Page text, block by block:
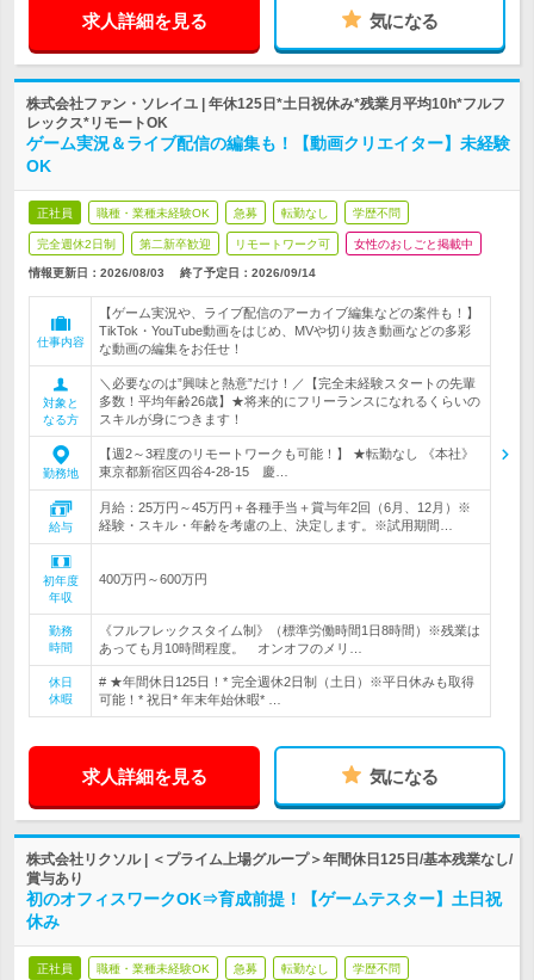
求人詳細を見る 気になる
株式会社ファン・ソレイユ | 年休125日*土日祝休み*残業月平均10h*フルフ
レックス*リモートOK
ゲーム実況＆ライブ配信の編集も！【動画クリエイター】未経験
OK
正社員 職種・業種未経験OK 急募 転勤なし 学歴不問
完全週休2日制 第二新卒歓迎 リモートワーク可 女性のおしごと掲載中
情報更新日：2026/08/03 終了予定日： 2026/09/14
仕事内容
【ゲーム実況や、ライブ配信のアーカイブ編集などの案件も！】
TikTok・YouTube動画をはじめ、MVや切り抜き動画などの多彩
な動画の編集をお任せ！
対象と
なる方
＼必要なのは”興味と熱意”だけ！／【完全未経験スタートの先輩
多数！平均年齢26歳】★将来的にフリーランスになれるくらいの
スキルが身につきます！
勤務地
【週2～3程度のリモートワークも可能！】 ★転勤なし 《本社》
東京都新宿区四谷4‐28‐15 慶…
給与
月給：25万円～45万円＋各種手当＋賞与年2回（6月、12月）※
経験・スキル・年齢を考慮の上、決定します。※試用期間…
初年度
年収
400万円～600万円
勤務
時間
《フルフレックスタイム制》（標準労働時間1日8時間）※残業は
あっても月10時間程度。 オンオフのメリ…
休日
休暇
# ★年間休日125日！* 完全週休2日制（土日）※平日休みも取得
可能！* 祝日* 年末年始休暇* …
求人詳細を見る 気になる
株式会社リクソル | ＜プライム上場グループ＞年間休日125日/基本残業なし/
賞与あり
初のオフィスワークOK⇒育成前提！【ゲームテスター】土日祝
休み
正社員 職種・業種未経験OK 急募 転勤なし 学歴不問